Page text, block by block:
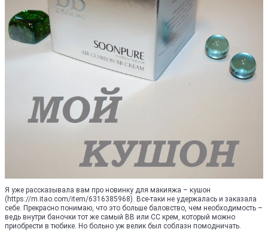
Я уже рассказывала вам про новинку для макияжа – кушон
(https://m.itao.com/item/6316385968). Все-таки не удержалась и заказала
себе. Прекрасно понимаю, что это больше баловство, чем необходимость –
ведь внутри баночки тот же самый ВВ или СС крем, который можно
приобрести в тюбике. Но больно уж велик был соблазн помодничать.